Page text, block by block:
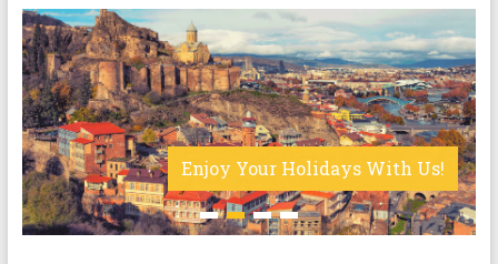
Enjoy Your Holidays With Us!
1 2 3 4